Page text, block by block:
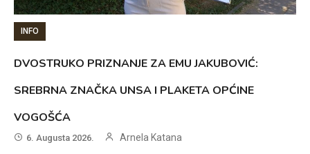
INFO
DVOSTRUKO PRIZNANJE ZA EMU JAKUBOVIĆ:
SREBRNA ZNAČKA UNSA I PLAKETA OPĆINE
VOGOŠĆA
6. Augusta 2026. Arnela Katana